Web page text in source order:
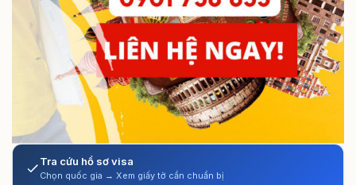
Tra cứu hồ sơ visa
Chọn quốc gia → Xem giấy tờ cần chuẩn bị